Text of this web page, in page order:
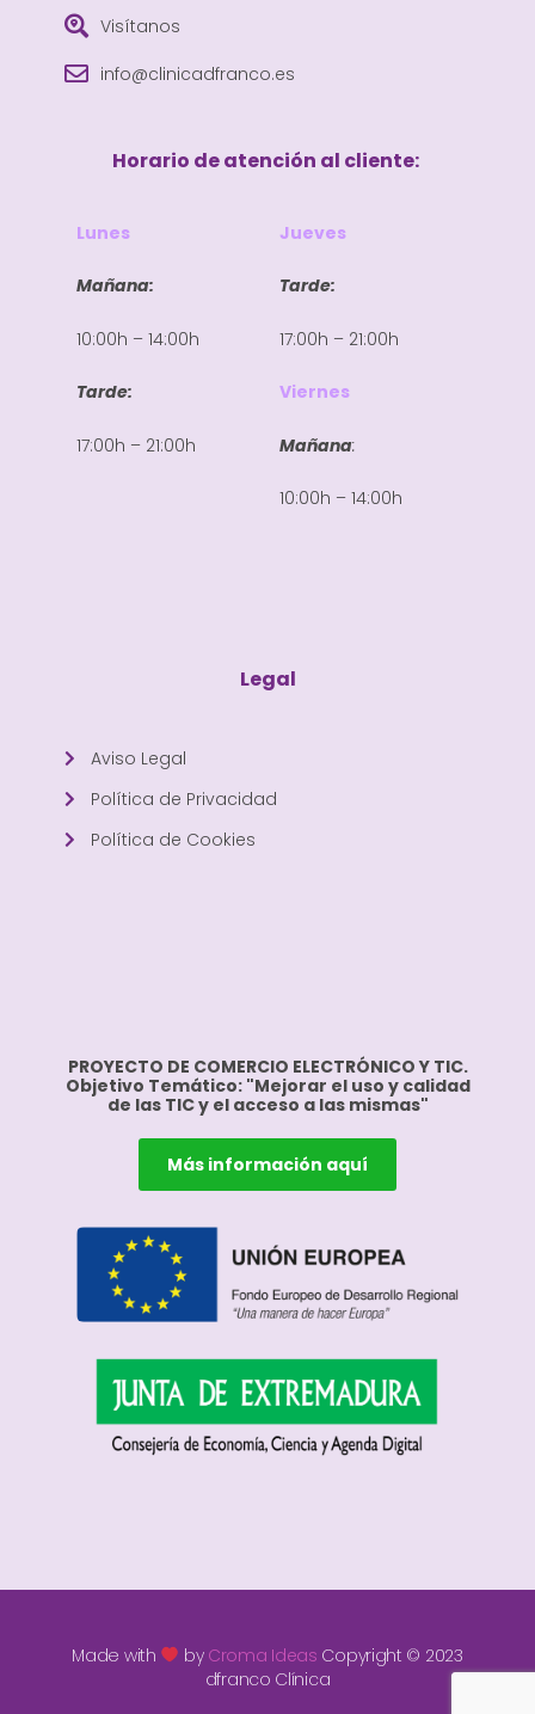
Visítanos
info@clinicadfranco.es
Horario de atención al cliente:
Lunes
Mañana:
10:00h – 14:00h
Tarde:
17:00h – 21:00h
Jueves
Tarde:
17:00h – 21:00h
Viernes
Mañana:
10:00h – 14:00h
Legal
Aviso Legal
Política de Privacidad
Política de Cookies
PROYECTO DE COMERCIO ELECTRÓNICO Y TIC.
Objetivo Temático: "Mejorar el uso y calidad
de las TIC y el acceso a las mismas"
Más información aquí
Made with by Croma Ideas Copyright © 2023
dfranco Clínica